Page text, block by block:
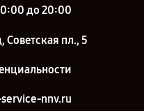
до 20:00
пл., 5
nnv.ru